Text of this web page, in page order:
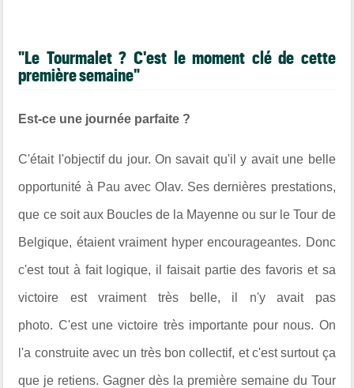
"Le Tourmalet ? C'est le moment clé de cette
première semaine"
Est-ce une journée parfaite ?
C'était l'objectif du jour. On savait qu'il y avait une belle
opportunité à Pau avec Olav. Ses dernières prestations,
que ce soit aux Boucles de la Mayenne ou sur le Tour de
Belgique, étaient vraiment hyper encourageantes. Donc
c'est tout à fait logique, il faisait partie des favoris et sa
victoire est vraiment très belle, il n'y avait pas
photo. C'est une victoire très importante pour nous. On
l'a construite avec un très bon collectif, et c'est surtout ça
que je retiens. Gagner dès la première semaine du Tour